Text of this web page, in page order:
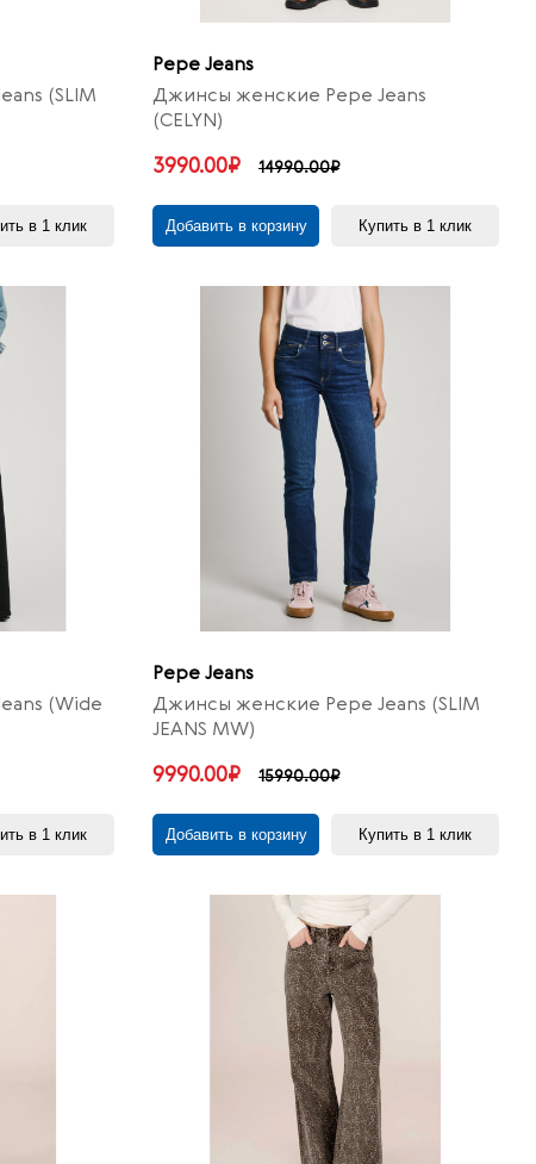
(SLIM
в 1 клик
Pepe Jeans
Джинсы женские Pepe Jeans
(CELYN)
3990.00₽ 14990.00₽
Добавить в корзину Купить в 1 клик
(Wide
в 1 клик
Pepe Jeans
Джинсы женские Pepe Jeans (SLIM
JEANS MW)
9990.00₽ 15990.00₽
Добавить в корзину Купить в 1 клик